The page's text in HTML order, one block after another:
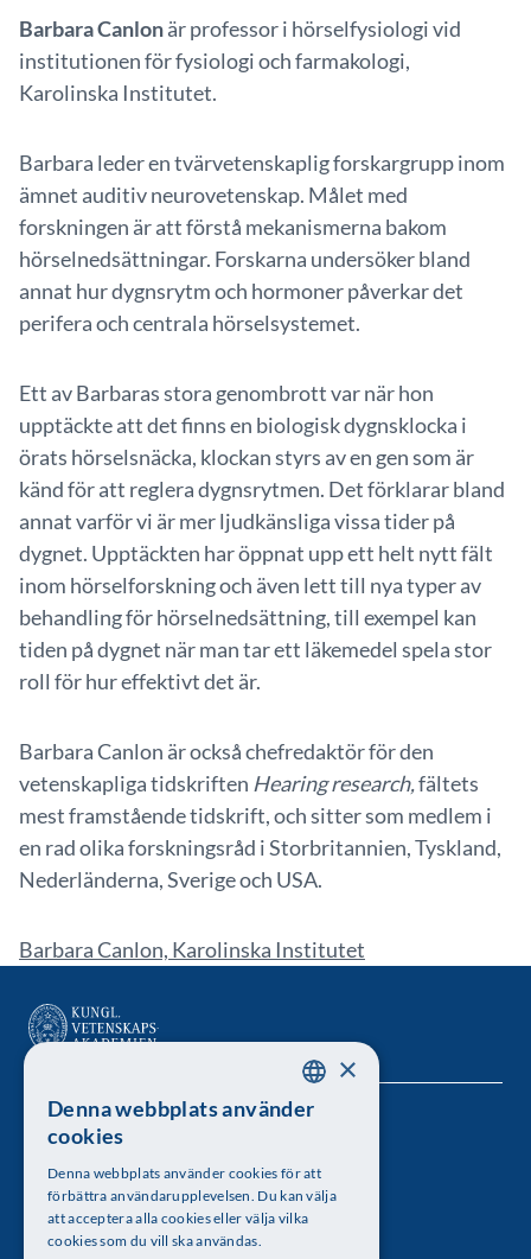
Barbara Canlonär professor i hörselfysiologi vid
institutionen för fysiologi och farmakologi,
Karolinska Institutet.
Barbara leder en tvärvetenskaplig forskargrupp inom
ämnet auditiv neurovetenskap. Målet med
forskningen är att förstå mekanismerna bakom
hörselnedsättningar. Forskarna undersöker bland
annat hur dygnsrytm och hormoner påverkar det
perifera och centrala hörselsystemet.
Ett av Barbaras stora genombrott var när hon
upptäckte att det finns en biologisk dygnsklocka i
örats hörselsnäcka, klockan styrs av en gen som är
känd för att reglera dygnsrytmen. Det förklarar bland
annat varför vi är mer ljudkänsliga vissa tider på
dygnet. Upptäckten har öppnat upp ett helt nytt fält
inom hörselforskning och även lett till nya typer av
behandling för hörselnedsättning, till exempel kan
tiden på dygnet när man tar ett läkemedel spela stor
roll för hur effektivt det är.
Barbara Canlon är också chefredaktör för den
vetenskapliga tidskriften Hearing research,fältets
mest framstående tidskrift, och sitter som medlem i
en rad olika forskningsråd i Storbritannien, Tyskland,
Nederländerna, Sverige och USA.
Barbara Canlon, Karolinska Institutet
Kungl. Vetenskapsakademien
Besöksadress: Lilla Frescativägen 4A
Telefon: 08-673 95 00
SWEDISH
×
Denna webbplats använder
cookies
Denna webbplats använder cookies för att
förbättra användarupplevelsen. Du kan välja
att acceptera alla cookies eller välja vilka
cookies som du vill ska användas.